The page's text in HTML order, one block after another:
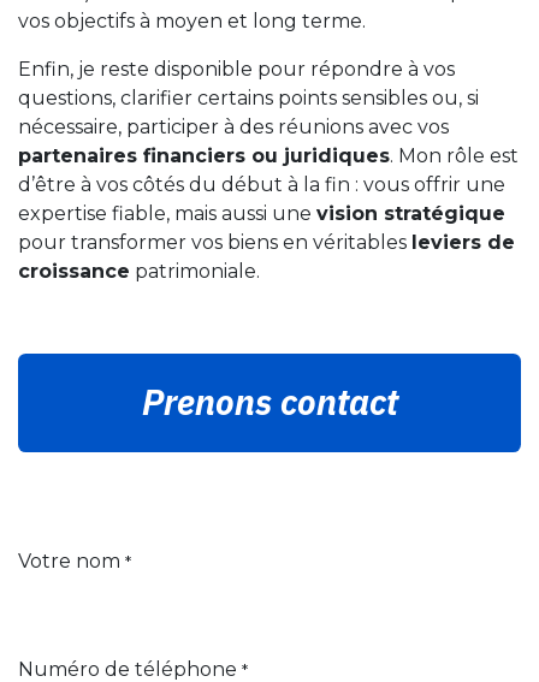
vos objectifs à moyen et long terme.
Enfin, je reste disponible pour répondre à vos
questions, clarifier certains points sensibles ou, si
nécessaire, participer à des réunions avec vos
partenaires financiers ou juridiques. Mon rôle est
d’être à vos côtés du début à la fin : vous offrir une
expertise fiable, mais aussi une vision stratégique
pour transformer vos biens en véritables leviers de
croissance patrimoniale.
Prenons contact
Votre nom *
Numéro de téléphone *